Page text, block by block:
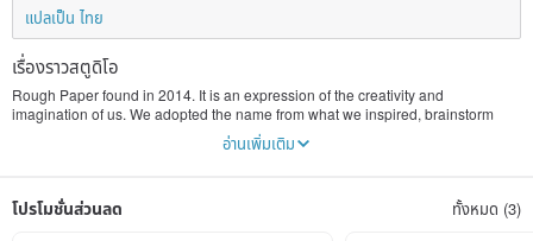
แปลเป็น ไทย
เรื่องราวสตูดิโอ
Rough Paper found in 2014. It is an expression of the creativity and
imagination of us. We adopted the name from what we inspired, brainstorm
and START design on, a ROUGHPAPER.
our ideas to life. The first product is phone case. Each piece consist fun,
อ่านเพิ่มเติม
โปรโมชั่นส่วนลด ทั้งหมด (3)